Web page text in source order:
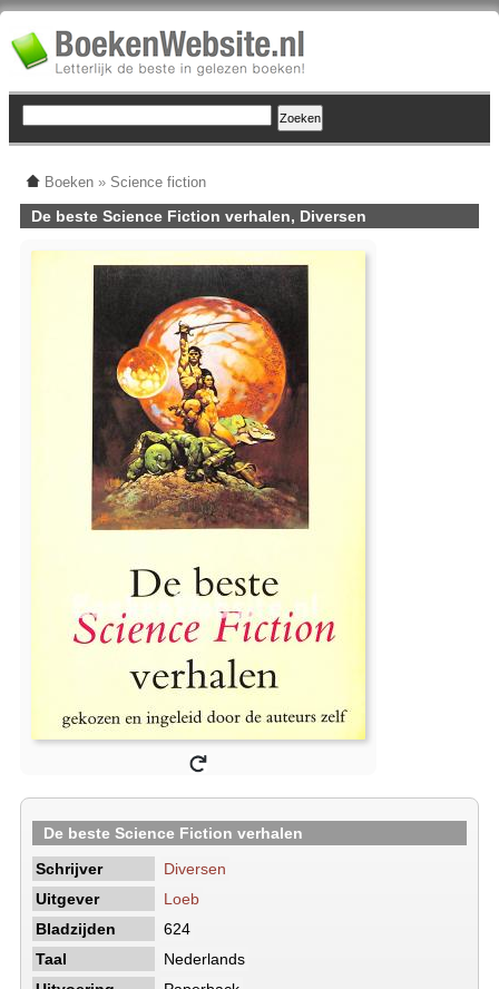
Boeken » Science fiction
De beste Science Fiction verhalen, Diversen
De beste Science Fiction verhalen
Schrijver
Diversen
Uitgever
Loeb
Bladzijden
624
Taal
Nederlands